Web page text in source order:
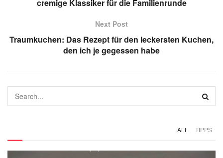
cremige Klassiker für die Familienrunde
Next Post
Traumkuchen: Das Rezept für den leckersten Kuchen,
den ich je gegessen habe
ALL TIPPS